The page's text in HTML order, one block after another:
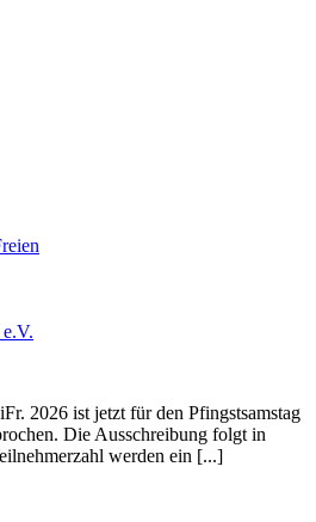
2026 ist jetzt für den Pfingstsamstag
Die Ausschreibung folgt in
werden ein [...]